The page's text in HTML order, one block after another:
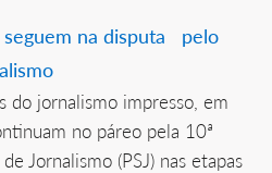
seguem na disputa pelo
do jornalismo impresso, em
no páreo pela 10ª
Jornalismo (PSJ) nas etapas